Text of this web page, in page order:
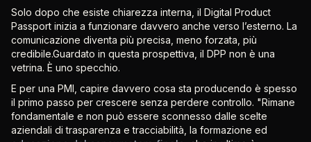
Solo dopo che esiste chiarezza interna, il Digital Product
Passport inizia a funzionare davvero anche verso l’esterno. La
comunicazione diventa più precisa, meno forzata, più
credibile.Guardato in questa prospettiva, il DPP non è una
vetrina. È uno specchio.
E per una PMI, capire davvero cosa sta producendo è spesso
il primo passo per crescere senza perdere controllo. "Rimane
fondamentale e non può essere sconnesso dalle scelte
aziendali di trasparenza e tracciabilità, la formazione ed